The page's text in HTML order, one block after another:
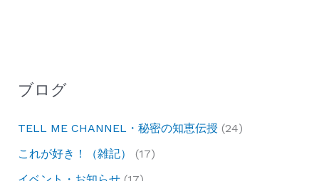
ブログ
TELL ME CHANNEL・秘密の知恵伝授 (24)
これが好き！（雑記）
(17)